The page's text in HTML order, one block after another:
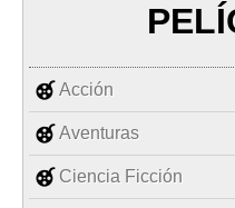
Acción
Aventuras
Ciencia Ficción